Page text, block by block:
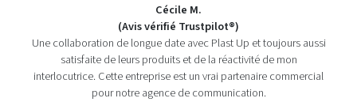
Cécile M.
(Avis vérifié Trustpilot®)
Une collaboration de longue date avec Plast Up et toujours aussi
satisfaite de leurs produits et de la réactivité de mon
interlocutrice. Cette entreprise est un vrai partenaire commercial
pour notre agence de communication.